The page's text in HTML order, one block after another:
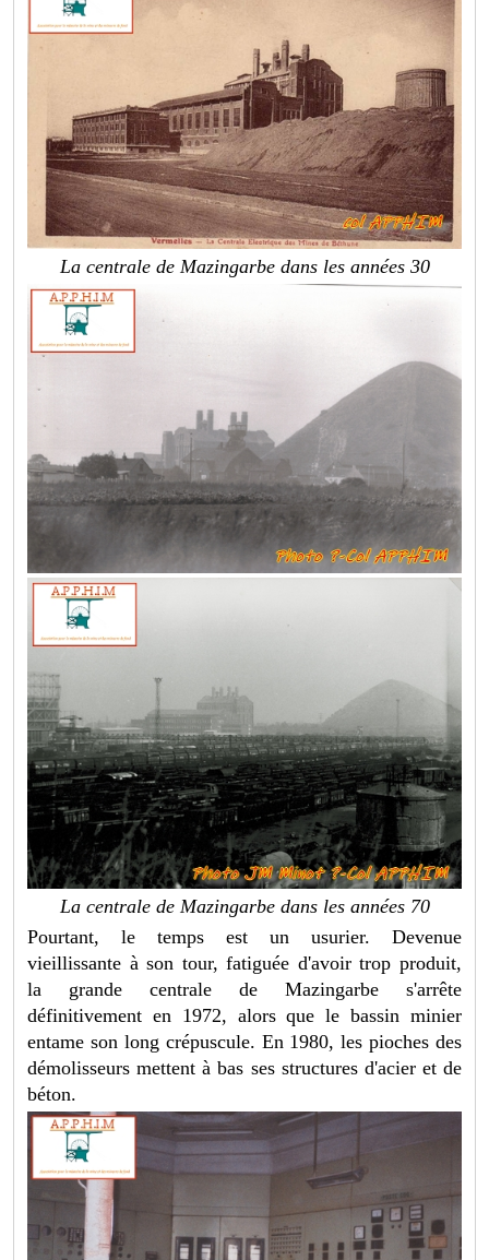
La centrale de Mazingarbe dans les années 30
La centrale de Mazingarbe dans les années 70
Pourtant, le temps est un usurier. Devenue
vieillissante à son tour, fatiguée d'avoir trop produit,
la grande centrale de Mazingarbe s'arrête
définitivement en 1972, alors que le bassin minier
entame son long crépuscule. En 1980, les pioches des
démolisseurs mettent à bas ses structures d'acier et de
béton.